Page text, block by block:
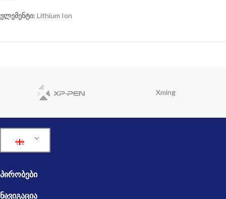
ელემენტი: Lithium Ion
Xming
ᲞᲘᲠᲝᲑᲔᲑᲘ
ᲜᲐᲕᲘᲒᲐᲪᲘᲐ